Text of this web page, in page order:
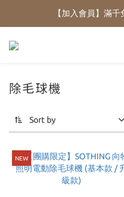
【加入會員】滿
除毛球機
Sort by
NEW